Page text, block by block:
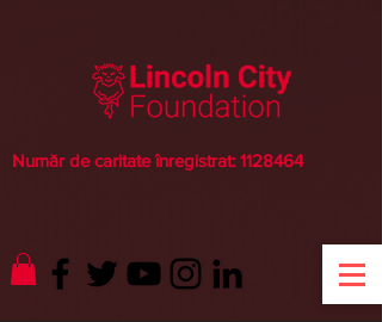
Număr de caritate înregistrat: 1128464